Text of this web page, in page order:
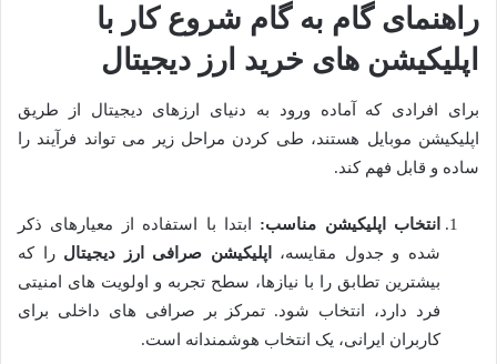
راهنمای گام به گام شروع کار با
اپلیکیشن های خرید ارز دیجیتال
برای افرادی که آماده ورود به دنیای ارزهای دیجیتال از طریق
اپلیکیشن موبایل هستند، طی کردن مراحل زیر می تواند فرآیند را
ساده و قابل فهم کند.
انتخاب اپلیکیشن مناسب: ابتدا با استفاده از معیارهای ذکر
شده و جدول مقایسه،
اپلیکیشن صرافی ارز دیجیتال را که
بیشترین تطابق را با نیازها، سطح تجربه و اولویت های امنیتی
فرد دارد، انتخاب شود. تمرکز بر صرافی های داخلی برای
کاربران ایرانی، یک انتخاب هوشمندانه است.